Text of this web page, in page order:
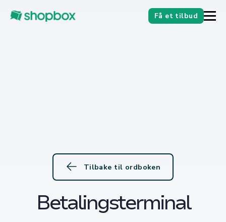
Få et tilbud
Tilbake til ordboken
Betalingsterminal